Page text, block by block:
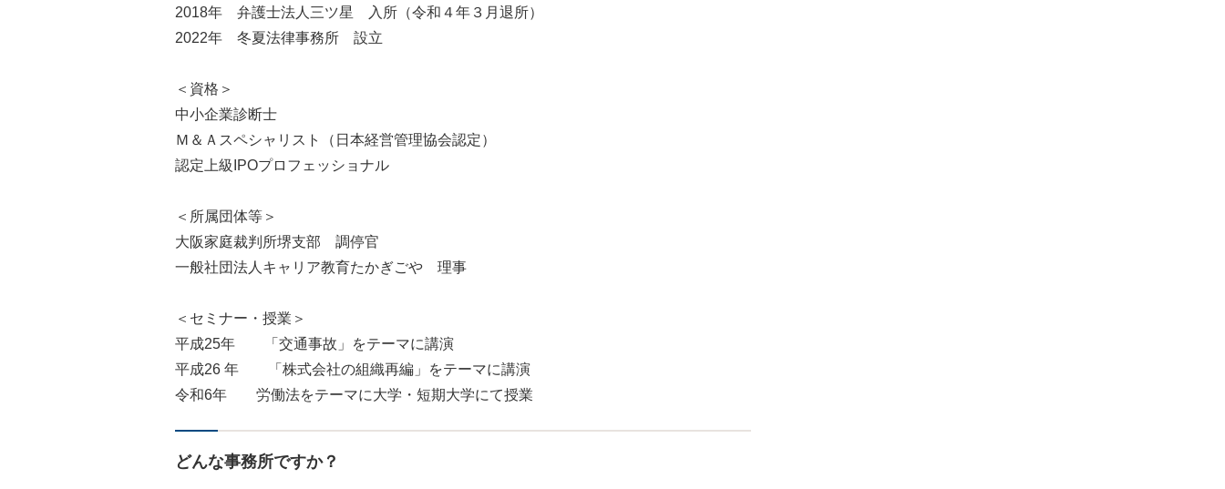
2018年 弁護士法人三ツ星 入所（令和４年３月退所）
2022年 冬夏法律事務所 設立
＜資格＞
中小企業診断士
Ｍ＆Ａスペシャリスト（日本経営管理協会認定）
認定上級IPOプロフェッショナル
＜所属団体等＞
大阪家庭裁判所堺支部 調停官
一般社団法人キャリア教育たかぎごや 理事
＜セミナー・授業＞
平成25年 「交通事故」をテーマに講演
平成26 年 「株式会社の組織再編」をテーマに講演
令和6年 労働法をテーマに大学・短期大学にて授業
どんな事務所ですか？